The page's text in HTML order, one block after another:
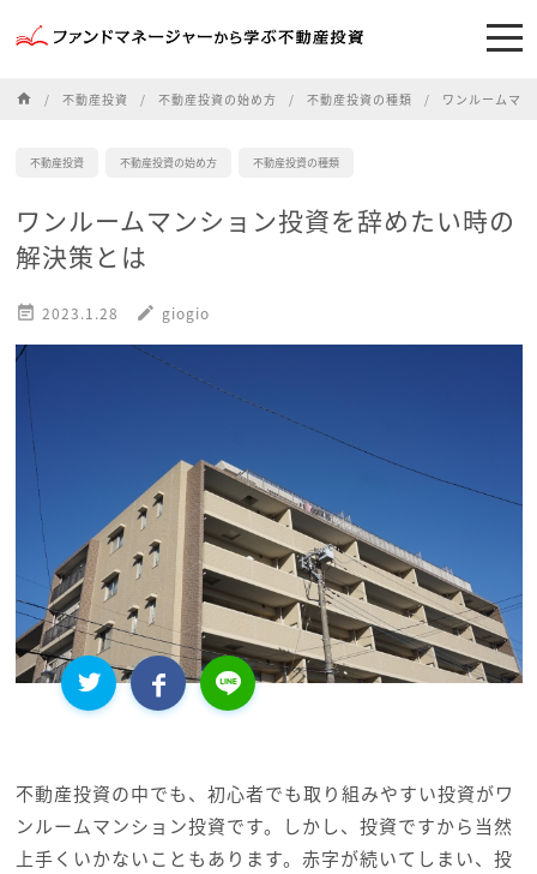
home 不動産投資 不動産投資の始め方 不動産投資の種類 ワンルームマ
不動産投資 不動産投資の始め方 不動産投資の種類
ワンルームマンション投資を辞めたい時の
解決策とは
 2023.1.28 edit giogio
不動産投資の中でも、初心者でも取り組みやすい投資がワ
ンルームマンション投資です。しかし、投資ですから当然
上手くいかないこともあります。赤字が続いてしまい、投